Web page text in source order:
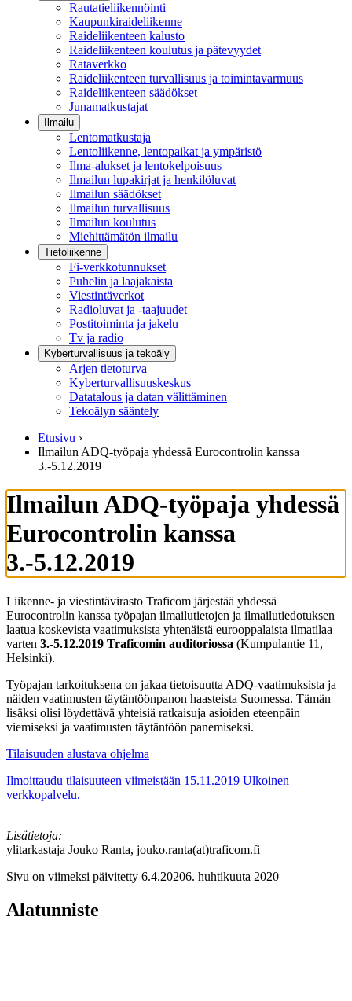
Rautatieliikennöinti
Kaupunkiraideliikenne
Raideliikenteen kalusto
Raideliikenteen koulutus ja pätevyydet
Rataverkko
Raideliikenteen turvallisuus ja toimintavarmuus
Raideliikenteen säädökset
Junamatkustajat
Ilmailu
Lentomatkustaja
Lentoliikenne, lentopaikat ja ympäristö
Ilma-alukset ja lentokelpoisuus
Ilmailun lupakirjat ja henkilöluvat
Ilmailun säädökset
Ilmailun turvallisuus
Ilmailun koulutus
Miehittämätön ilmailu
Tietoliikenne
Fi-verkkotunnukset
Puhelin ja laajakaista
Viestintäverkot
Radioluvat ja -taajuudet
Postitoiminta ja jakelu
Tv ja radio
Kyberturvallisuus ja tekoäly
Arjen tietoturva
Kyberturvallisuuskeskus
Datatalous ja datan välittäminen
Tekoälyn sääntely
Etusivu ›
Ilmailun ADQ-työpaja yhdessä Eurocontrolin kanssa
3.-5.12.2019
Ilmailun ADQ-työpaja yhdessä
Eurocontrolin kanssa
3.-5.12.2019
Liikenne- ja viestintävirasto Traficom järjestää yhdessä
Eurocontrolin kanssa työpajan ilmailutietojen ja ilmailutiedotuksen
laatua koskevista vaatimuksista yhtenäistä eurooppalaista ilmatilaa
varten 3.-5.12.2019 Traficomin auditoriossa (Kumpulantie 11,
Helsinki).
Työpajan tarkoituksena on jakaa tietoisuutta ADQ-vaatimuksista ja
näiden vaatimusten täytäntöönpanon haasteista Suomessa. Tämän
lisäksi olisi löydettävä yhteisiä ratkaisuja asioiden eteenpäin
viemiseksi ja vaatimusten täytäntöön panemiseksi.
Tilaisuuden alustava ohjelma
Ilmoittaudu tilaisuuteen viimeistään 15.11.2019 Ulkoinen
verkkopalvelu.
Lisätietoja:
ylitarkastaja Jouko Ranta, jouko.ranta(at)traficom.fi
Sivu on viimeksi päivitetty 6.4.20206. huhtikuuta 2020
Alatunniste